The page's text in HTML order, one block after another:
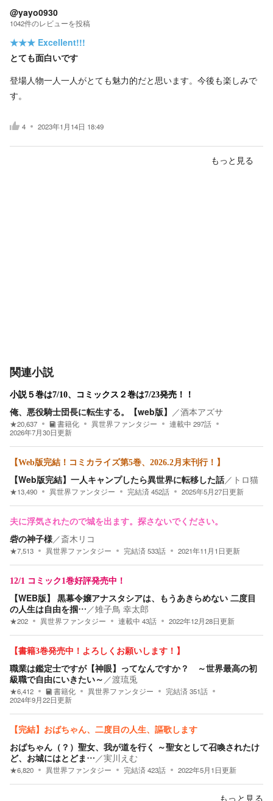
@yayo0930
1042件のレビューを投稿
★★★ Excellent!!!
とても面白いです
登場人物一人一人がとても魅力的だと思います。今後も楽しみで
す。
4 2023年1月14日 18:49
もっと見る
関連小説
小説５巻は7/10、コミックス２巻は7/23発売！！
俺、悪役騎士団長に転生する。【web版】 ／酒本アズサ
★20,637 書籍化 異世界ファンタジー 連載中 297話
2026年7月30日更新
【Web版完結！コミカライズ第5巻、2026.2月末刊行！】
【Web版完結】一人キャンプしたら異世界に転移した話／ トロ猫
★13,490 異世界ファンタジー 完結済452話 2025年5月27日更新
夫に浮気されたので城を出ます。探さないでください。
砦の神子様／斎木リコ
★7,513 異世界ファンタジー 完結済533話 2021年11月1日更新
12/1 コミック1巻好評発売中！
【WEB版】 黒幕令嬢アナスタシアは、もうあきらめない 二度目
の人生は自由を掴…／雉子鳥 幸太郎
★202 異世界ファンタジー 連載中 43話 2022年12月28日更新
【書籍3巻発売中！よろしくお願いします！】
職業は鑑定士ですが【神眼】ってなんですか？ ～世界最高の初
級職で自由にいきたい～ ／渡琉兎
★6,412 書籍化 異世界ファンタジー 完結済 351話
2024年9月22日更新
【完結】おばちゃん、二度目の人生、謳歌します
おばちゃん（？）聖女、我が道を行く ～聖女として召喚されたけ
ど、お城にはとどま…／実川えむ
★6,820 異世界ファンタジー 完結済423話 2022年5月1日更新
もっと見る